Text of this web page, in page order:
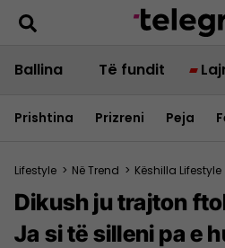
Ballina Të fundit
Prishtina Prizreni Peja
Lifestyle > Në Trend > Këshilla Lifestyle
Dikush ju trajton
Ja si të silleni pa e